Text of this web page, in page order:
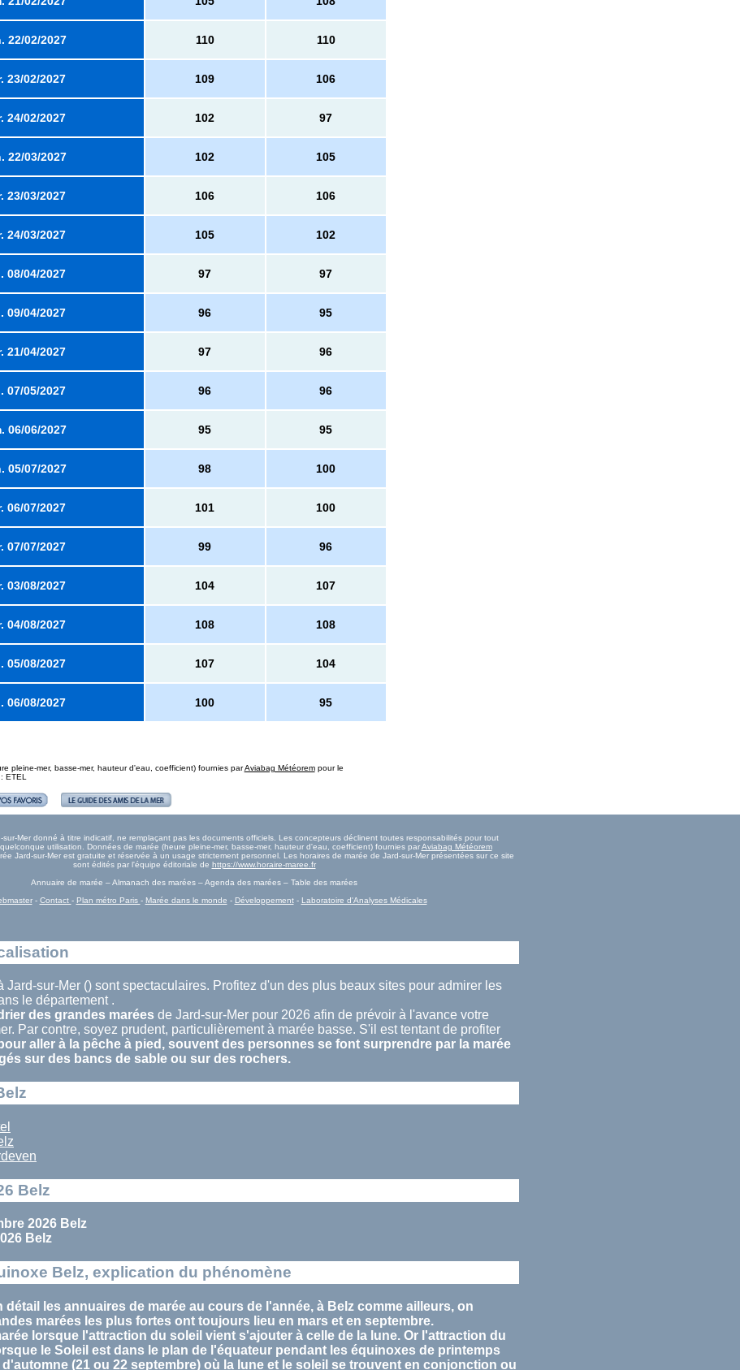
22/02/2027 110 110
23/02/2027 109 106
24/02/2027 102 97
22/03/2027 102 105
23/03/2027 106 106
24/03/2027 105 102
08/04/2027 97 97
09/04/2027 96 95
21/04/2027 97 96
07/05/2027 96 96
06/06/2027 95 95
05/07/2027 98 100
06/07/2027 101 100
07/07/2027 99 96
03/08/2027 104 107
04/08/2027 108 108
05/08/2027 107 104
06/08/2027 100 95
pleine-mer, basse-mer, hauteur d'eau, coefficient) fournies parAviabag Météorempour le
ETEL
Mer donné à titre indicatif, ne remplaçant pas les documents officiels. Les concepteurs déclinent toutes responsabilités pour tout
utilisation. Données de marée (heure pleine-mer, basse-mer, hauteur d'eau, coefficient) fournies parAviabag Météorem
Jard-sur-Mer est gratuite et réservée à un usage strictement personnel. Les horaires de marée de Jard-sur-Mer présentées sur ce site
sont édités par l'équipe éditoriale de https://www.horaire-maree.fr
Annuaire de marée – Almanach des marées – Agenda des marées – Table des marées
- Contact - Plan métro Paris - Marée dans le monde - Développement- Laboratoire d'Analyses Médicales
Jard-sur-Mer () sont spectaculaires. Profitez d'un des plus beaux sites pour admirer les
le département .
des grandes marées de Jard-sur-Mer pour 2026 afin de prévoir à l'avance votre
Par contre, soyez prudent, particulièrement à marée basse. S'il est tentant de profiter
aller à la pêche à pied, souvent des personnes se font surprendre par la marée
sur des bancs de sable ou sur des rochers.
Belz
2026 Belz
Belz
Belz, explication du phénomène
détail les annuaires de marée au cours de l'année, à Belz comme ailleurs, on
marées les plus fortes ont toujours lieu en mars et en septembre.
lorsque l'attraction du soleil vient s'ajouter à celle de la lune. Or l'attraction du
le Soleil est dans le plan de l'équateur pendant les équinoxes de printemps
d'automne (21 ou 22 septembre) où la lune et le soleil se trouvent en conjonction ou